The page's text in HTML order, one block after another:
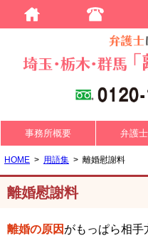
事務所概要 弁護
HOME 用語集 離婚慰謝料
離婚慰謝料
離婚の原因 がもっぱら相手